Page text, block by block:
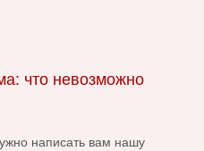
что невозможно
написать вам нашу